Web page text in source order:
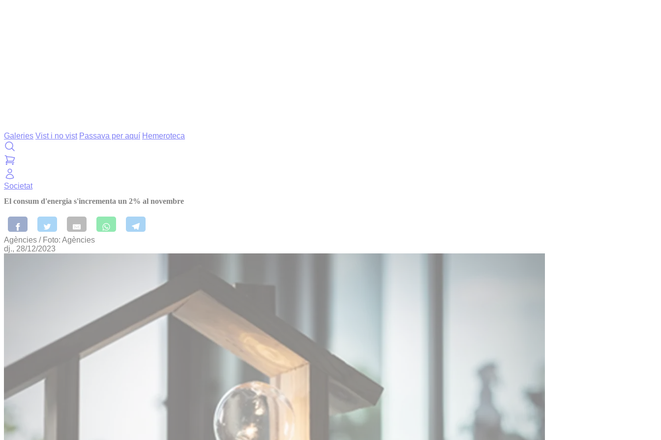
Galeries Vist i no vist Passava per aquí Hemeroteca
Societat
El consum d'energia s'incrementa un 2% al novembre
Agències / Foto: Agències
dj., 28/12/2023